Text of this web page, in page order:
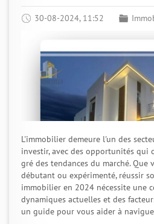
30-08-2024, 11:52
L'immobilier demeure l'un des
investir, avec des opportunités qui
gré des tendances du marché. Que
débutant ou expérimenté, réussir
immobilier en 2024 nécessite une
dynamiques actuelles et des
un guide pour vous aider à